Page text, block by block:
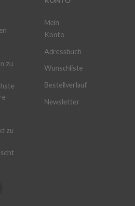
zu
zu
Mein
Konto
Adressbuch
Wunschliste
Bestellverlauf
Newsletter